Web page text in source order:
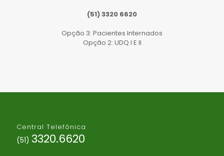
(51) 3320 6620
Opção 3: Pacientes Internados
Opção 2: UDQ I E II
Central Telefônica
(51) 3320.6620